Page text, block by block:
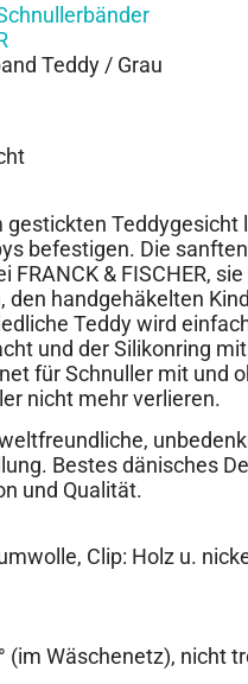
Teddy / Grau
Teddygesicht
befestigen. Die
& FISCHER,
den handgehäkelten
Teddy wird
und der Silikonring
für Schnuller mit und
nicht mehr verlieren.
Bestes dänisches
und Qualität.
Clip: Holz u.
(im Wäschenetz), nicht